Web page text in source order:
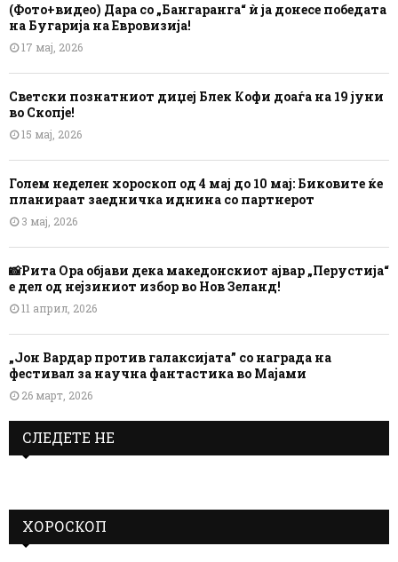
(Фото+видео) Дара со „Бангаранга“ ѝ ја донесе победата
на Бугарија на Евровизија!
17 мај, 2026
Светски познатниот диџеј Блек Кофи доаѓа на 19 јуни
во Скопје!
15 мај, 2026
Голем неделен хороскоп од 4 мај до 10 мај: Биковите ќе
планираат заедничка иднина со партнерот
3 мај, 2026
📸Рита Ора објави дека македонскиот ајвар „Перустија“
е дел од нејзиниот избор во Нов Зеланд!
11 април, 2026
„Јон Вардар против галаксијата” со награда на
фестивал за научна фантастика во Мајами
26 март, 2026
СЛЕДЕТЕ НЕ
ХОРОСКОП